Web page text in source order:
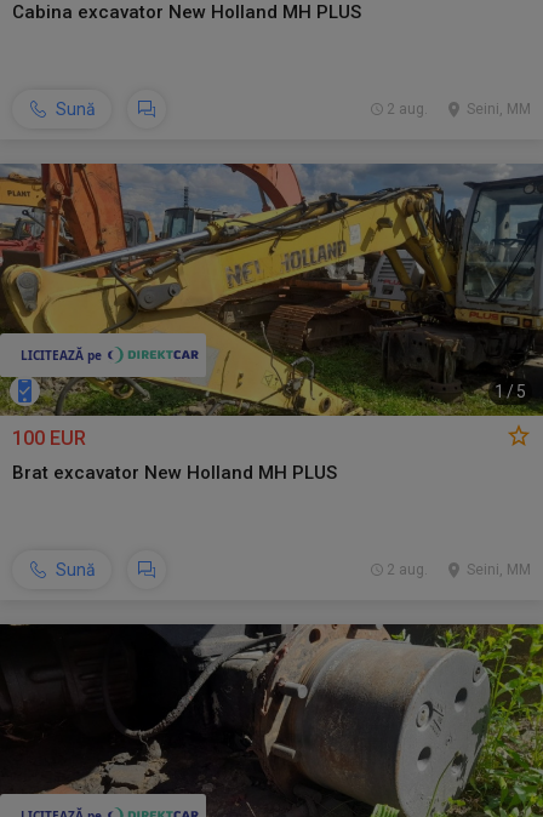
Cabina excavator New Holland MH PLUS
Sună Seini, MM
2 aug.
1/5
100 EUR
Brat excavator New Holland MH PLUS
Sună Seini, MM
2 aug.